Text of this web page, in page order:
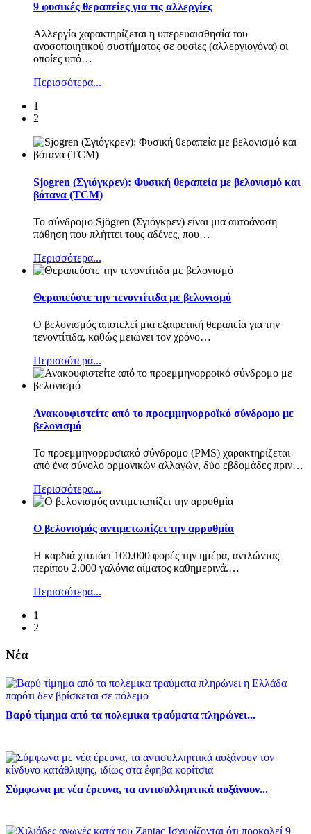
9 φυσικές θεραπείες για τις αλλεργίες
Αλλεργία χαρακτηρίζεται η υπερευαισθησία του
ανοσοποιητικού συστήματος σε ουσίες (αλλεργιογόνα) οι
οποίες υπό…
Περισσότερα...
1
2
Sjogren (Σγιόγκρεν): Φυσική θεραπεία με βελονισμό και
βότανα (TCM)
Το σύνδρομο Sjögren (Σγιόγκρεν) είναι μια αυτοάνοση
πάθηση που πλήττει τους αδένες, που…
Περισσότερα...
Θεραπεύστε την τενοντίτιδα με βελονισμό
Ο βελονισμός αποτελεί μια εξαιρετική θεραπεία για την
τενοντίτιδα, καθώς μειώνει τον χρόνο…
Περισσότερα...
Ανακουφιστείτε από το προεμμηνορροϊκό σύνδρομο με
βελονισμό
Το προεμμηνορρυσιακό σύνδρομο (PMS) χαρακτηρίζεται
από ένα σύνολο ορμονικών αλλαγών, δύο εβδομάδες πριν…
Περισσότερα...
Ο βελονισμός αντιμετωπίζει την αρρυθμία
Η καρδιά χτυπάει 100.000 φορές την ημέρα, αντλώντας
περίπου 2.000 γαλόνια αίματος καθημερινά.…
Περισσότερα...
1
2
Νέα
Βαρύ τίμημα από τα πολεμικα τραύματα πληρώνει...
Σύμφωνα με νέα έρευνα, τα αντισυλληπτικά αυξάνουν...